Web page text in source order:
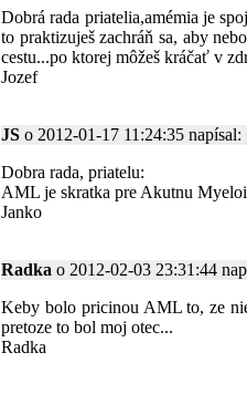
Dobrá rada priatelia,amémia je
to praktizuješ zachráň sa, aby
cestu...po ktorej môžeš kráčať v
Jozef
JS o 2012-01-17 11:24:35 napísal:
Dobra rada, priatelu:
AML je skratka pre Akutnu
Janko
Radka o 2012-02-03 23:31:44
Keby bolo pricinou AML to, ze
pretoze to bol moj otec...
Radka